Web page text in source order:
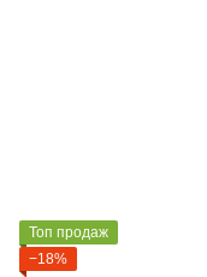
Топ продаж
−18%